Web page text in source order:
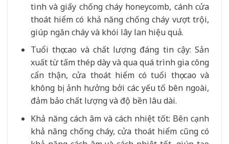
tinh và giấy chống cháy honeycomb, cánh cửa
thoát hiểm có khả năng chống cháy vượt trội,
giúp ngăn cháy và khói lây lan hiệu quả.
Tuổi thọ cao và chất lượng đáng tin cậy: Sản
xuất từ tấm thép dày và qua quá trình gia công
cẩn thận, cửa thoát hiểm có tuổi thọ cao và
không bị ảnh hưởng bởi các yếu tố bên ngoài,
đảm bảo chất lượng và độ bền lâu dài.
Khả năng cách âm và cách nhiệt tốt: Bên cạnh
khả năng chống cháy, cửa thoát hiểm cũng có